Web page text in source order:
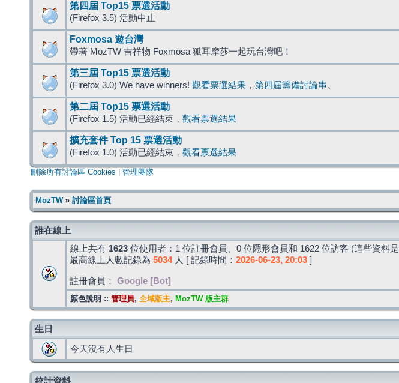
第四屆 Top15 票選活動
(Firefox 3.5) 活動中止
Foxmosa 遊台灣
帶著 MozTW 吉祥物 Foxmosa 狐耳摩莎一起玩台灣吧！
第三屆 Top15 票選活動
(Firefox 3.0) We have winners! 觀看票選結果 ， 第四屆籌備討論串 。
第二屆 Top15 票選活動
(Firefox 1.5) 活動已經結束， 觀看票選結果
擴充套件 Top 15 票選活動
(Firefox 1.0) 活動已經結束， 觀看票選結果
刪除所有討論區 Cookies 管理團隊
MozTW» 討論區首頁
誰在線上
線上共有 1623 位使用者：1 位註冊會員、0 位隱形會員和 1622 位訪客 (這些資料
最高線上人數記錄為 5034人 [ 記錄時間： 2026-06-23, 20:03 ]
註冊會員： Google [Bot]
顏色說明 :: 管理員, 全域版主, MozTW 版主群
生日
今天沒有人生日